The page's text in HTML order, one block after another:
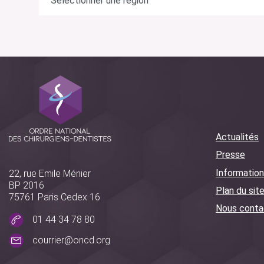
22, rue Emile Ménier
BP 2016
75761 Paris Cedex 16
01 44 34 78 80
courrier@oncd.org
Actualités
Presse
Plan du site
Nous